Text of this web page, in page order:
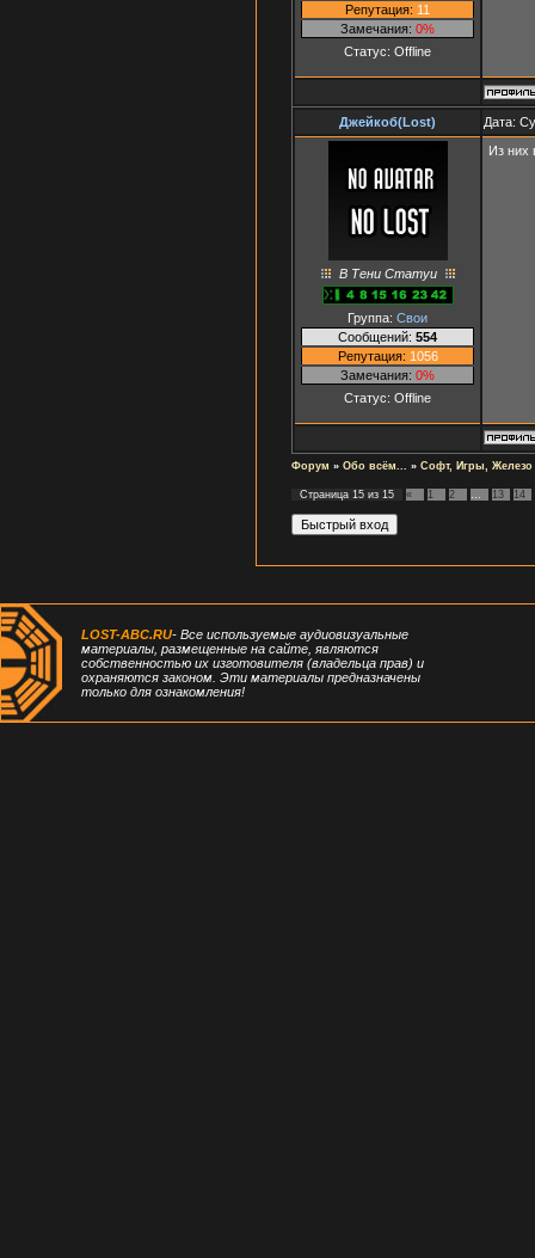
Репутация: 11
Замечания: 0%
Статус: Offline
Джейкоб(Lost) Дата:
В Тени Статуи
Группа: Свои
Сообщений: 554
Репутация: 1056
Замечания: 0%
Статус: Offline
Из них
Форум » Обо всём... » Софт, Игры, Железо
Страница 15 из 15 « 1 2 13 14
LOST-ABC.RU- Все используемые аудиовизуальные
материалы, размещенные на сайте, являются
собственностью их изготовителя (владельца прав) и
охраняются законом. Эти материалы предназначены
только для ознакомления!